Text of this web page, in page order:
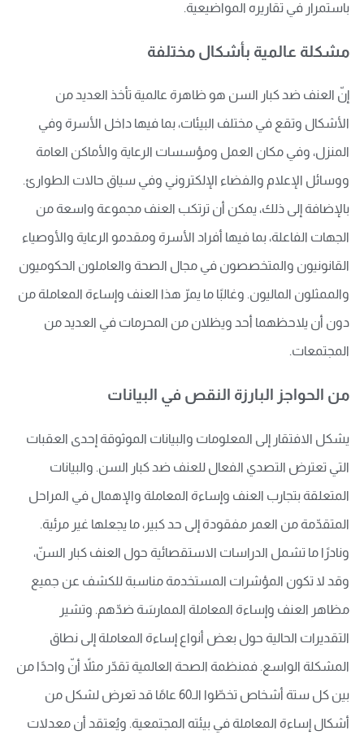
باستمرار في تقاريره المواضيعية.
مشكلة عالمية بأشكال مختلفة
إنّ العنف ضد كبار السن هو ظاهرة عالمية تأخذ العديد من
الأشكال وتقع في مختلف البيئات، بما فيها داخل الأسرة وفي
المنزل، وفي مكان العمل ومؤسسات الرعاية والأماكن العامة
ووسائل الإعلام والفضاء الإلكتروني وفي سياق حالات الطوارئ.
بالإضافة إلى ذلك، يمكن أن ترتكب العنف مجموعة واسعة من
الجهات الفاعلة، بما فيها أفراد الأسرة ومقدمو الرعاية والأوصياء
القانونيون والمتخصصون في مجال الصحة والعاملون الحكوميون
والممثلون الماليون. وغالبًا ما يمرّ هذا العنف وإساءة المعاملة من
دون أن يلاحظهما أحد ويظلان من المحرمات في العديد من
المجتمعات.
من الحواجز البارزة النقص في البيانات
يشكل الافتقار إلى المعلومات والبيانات الموثوقة إحدى العقبات
التي تعترض التصدي الفعال للعنف ضد كبار السن. والبيانات
المتعلقة بتجارب العنف وإساءة المعاملة والإهمال في المراحل
المتقدّمة من العمر مفقودة إلى حد كبير، ما يجعلها غير مرئية.
ونادرًا ما تشمل الدراسات الاستقصائية حول العنف كبار السنّ،
وقد لا تكون المؤشرات المستخدمة مناسبة للكشف عن جميع
مظاهر العنف وإساءة المعاملة الممارسَة ضدّهم. وتشير
التقديرات الحالية حول بعض أنواع إساءة المعاملة إلى نطاق
المشكلة الواسع. فمنظمة الصحة العالمية تقدّر مثلاً أنّ واحدًا من
بين كل ستة أشخاص تخطّوا الـ60 عامًا قد تعرض لشكل من
أشكال إساءة المعاملة في بيئته المجتمعية. ويُعتقد أن معدلات